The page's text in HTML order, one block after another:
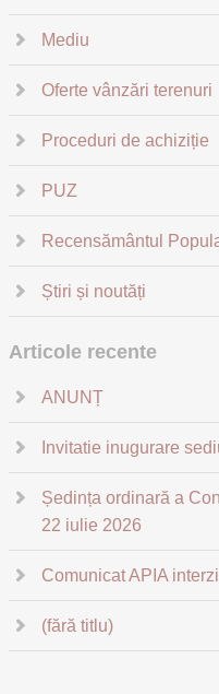
Mediu
Oferte vânzări terenuri
Proceduri de achiziție
PUZ
Recensământul
Știri și noutăți
Articole recente
ANUNȚ
Invitatie inugurare
Ședința ordinară a
22 iulie 2026
Comunicat APIA
(fără titlu)